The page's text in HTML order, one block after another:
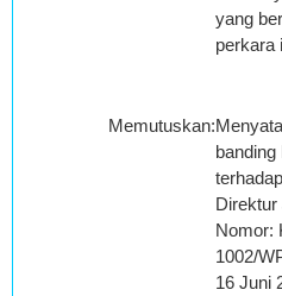
yang
perkara
Memutuskan:
Direktur
Nomor:
1002/
16 Juni